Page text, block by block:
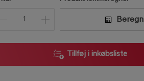
Beregn
Tillføj i inkøbsliste